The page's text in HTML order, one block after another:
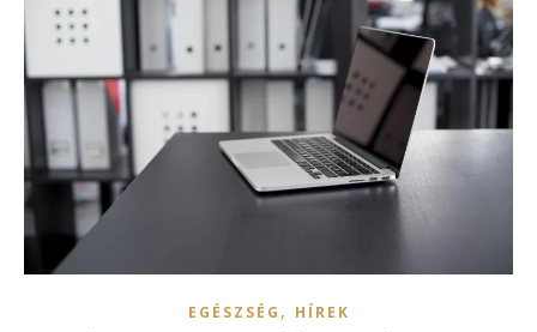
EGÉSZSÉG , HÍREK